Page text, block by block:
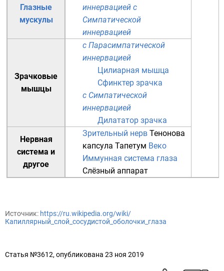
Глазные
мускулы
иннервацией с
Симпатической
иннервацией
Зрачковые
мышцы
с Парасимпатической
иннервацией
Цилиарная мышца
Сфинктер зрачка
с Симпатической
иннервацией
Дилататор зрачка
Нервная
система и
другое
Зрительный нерв Тенонова
капсула Тапетум Веко
Иммунная система глаза
Слёзный аппарат
Источник: https://ru.wikipedia.org/wiki/
Капиллярный_слой_сосудистой_оболочки_глаза
Статья №3612, опубликована 23 ноя 2019